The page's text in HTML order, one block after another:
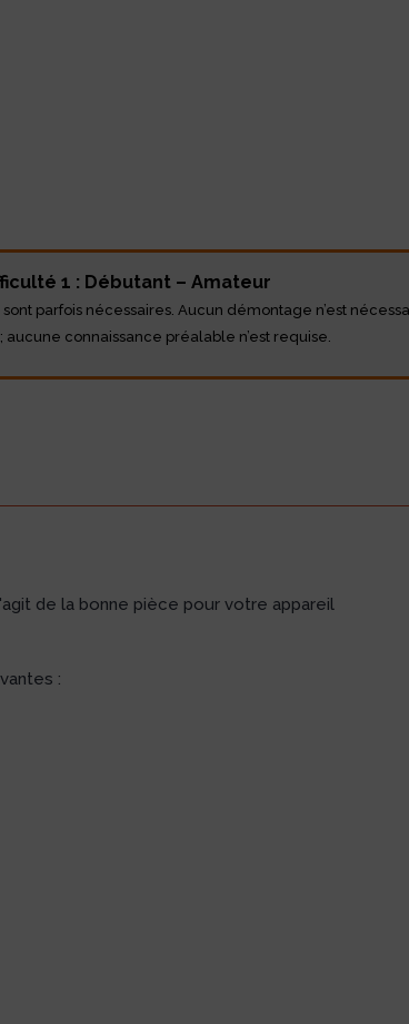
1 : Débutant – Amateur
sont parfois nécessaires. Aucun démontage n’est
aucune connaissance préalable n’est requise.
de la bonne pièce pour votre appareil
: